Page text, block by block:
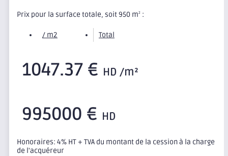
Prix pour la surface totale, soit 950 m2 :
/ m2 Total
1047.37 € HD /m²
995000 € HD
Honoraires: 4% HT + TVA du montant de la cession à la charge
de l'acquéreur